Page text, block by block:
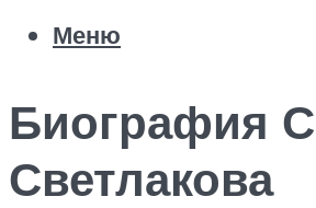
Меню
Биография
Светлакова